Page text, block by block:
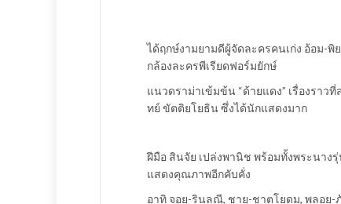
ได้ฤกษ์งามยามดีผู้จัดละครคนเก่ง อ้อม-พิ
กล้องละครพีเรียดฟอร์มยักษ์
แนวดราม่าเข้มข้น “ด้ายแดง” เรื่องรา
ทย์ ขัตติยโยธิน ซึ่งได้นักแสดงมาก
ฝีมือ สินจัย เปล่งพานิช พร้อมทั้งพระนา
แสดงคุณภาพอีกคับคั่ง
อาทิ จอย-รินลณี, ชาย-ชาตโยดม, พลอย-